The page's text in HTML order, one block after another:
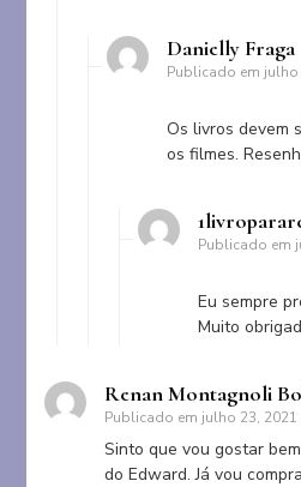
Danielly Fraga
Publicado em julho
Os livros devem
os filmes.
Publicado em
Eu sempre
Muito
Renan Montagnoli
Publicado em julho 23, 2021
Sinto que vou gostar
do Edward. Já vou